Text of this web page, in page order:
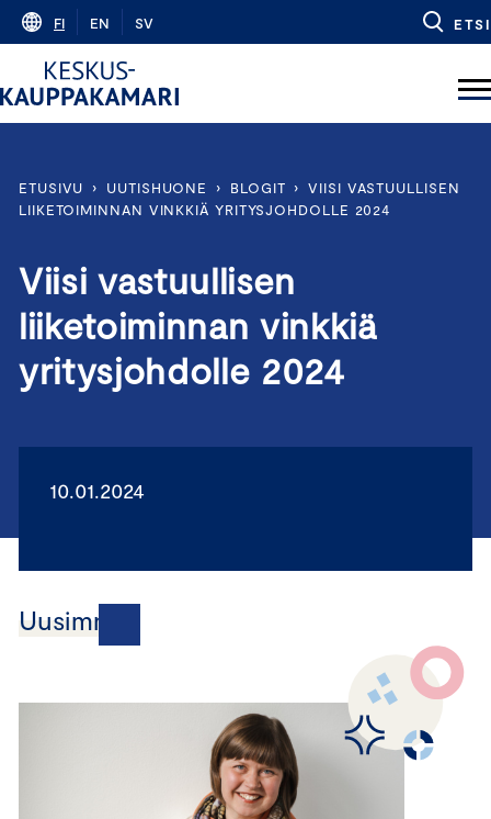
Skip
content
FI EN SV ETSI
ETUSIVU › UUTISHUONE › BLOGIT › VIISI VASTUULLISEN
LIIKETOIMINNAN VINKKIÄ YRITYSJOHDOLLE 2024
Viisi vastuullisen
liiketoiminnan vinkkiä
yritysjohdolle 2024
10.01.2024
Uusimmat